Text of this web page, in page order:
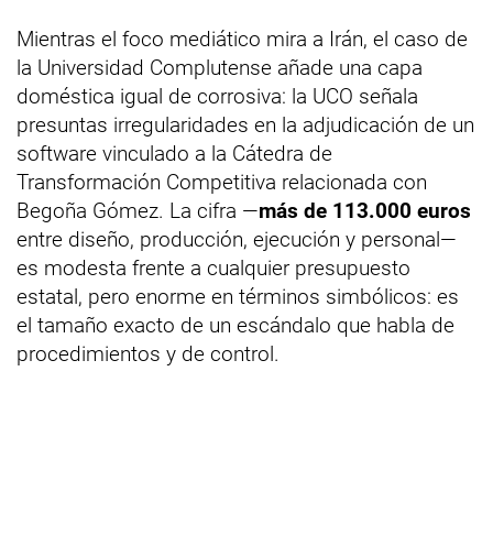
Mientras el foco mediático mira a Irán, el caso de
la Universidad Complutense añade una capa
doméstica igual de corrosiva: la UCO señala
presuntas irregularidades en la adjudicación de un
software vinculado a la Cátedra de
Transformación Competitiva relacionada con
Begoña Gómez. La cifra —más de 113.000 euros
entre diseño, producción, ejecución y personal—
es modesta frente a cualquier presupuesto
estatal, pero enorme en términos simbólicos: es
el tamaño exacto de un escándalo que habla de
procedimientos y de control.